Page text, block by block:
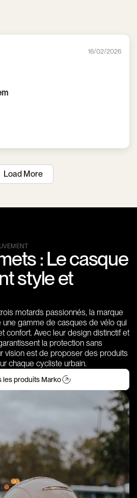
16/02/2026
Load More
: Le casque
style et
motards passionnés, la marque
gamme de casques de vélo qui
confort. Avec leur design distinctif et
la protection sans
vision est de proposer des produits
chaque cycliste urbain.
les produits Marko